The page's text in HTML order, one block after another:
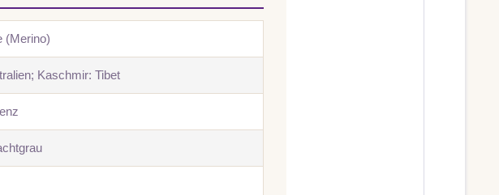
(Merino)
Kaschmir: Tibet